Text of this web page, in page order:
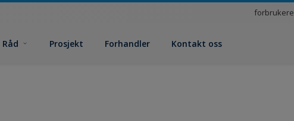
forbrukere
Råd Prosjekt Forhandler Kontakt oss